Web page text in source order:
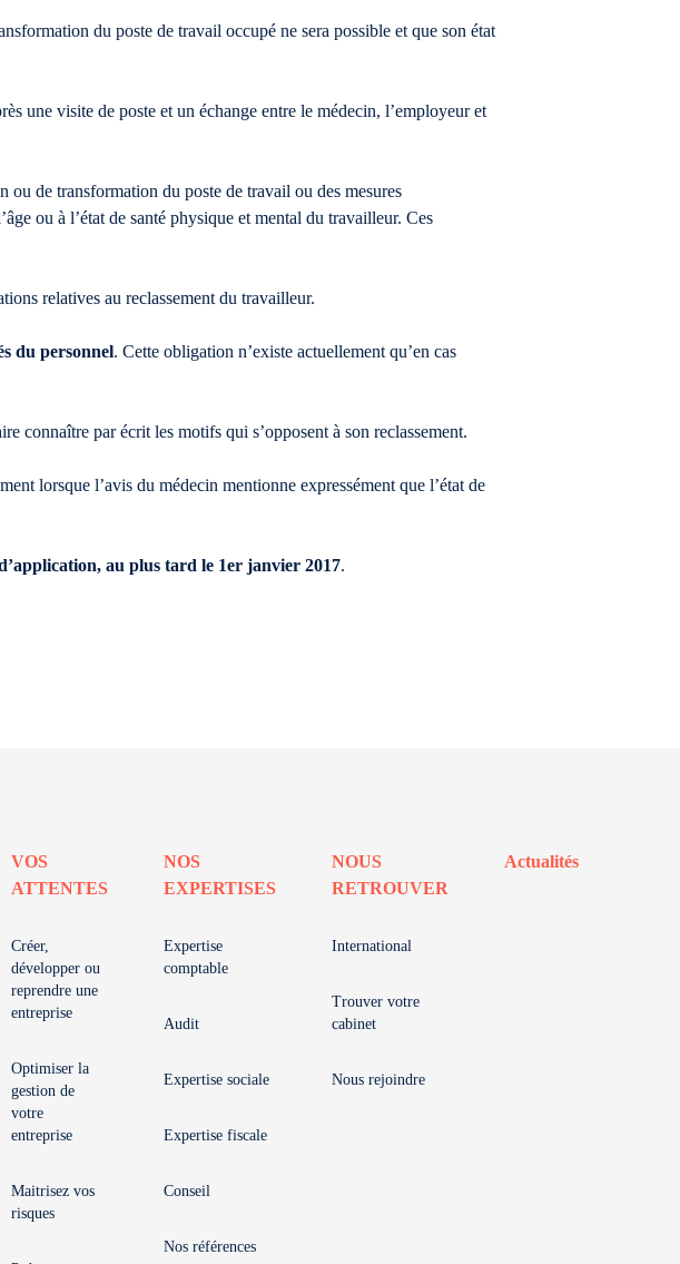
du poste de travail occupé ne sera possible et que son état
une visite de poste et un échange entre le médecin, l’employeur et
ou de transformation du poste de travail ou des mesures
ou à l’état de santé physique et mental du travailleur. Ces
relatives au reclassement du travailleur.
du personnel. Cette obligation n’existe actuellement qu’en cas
connaître par écrit les motifs qui s’opposent à son reclassement.
lorsque l’avis du médecin mentionne expressément que l’état de
au plus tard le 1er janvier 2017.
VOS
ATTENTES
Créer,
développer ou
reprendre une
entreprise
Optimiser la
gestion de
votre
entreprise
Maitrisez vos
risques
NOS
EXPERTISES
Expertise
comptable
Audit
Expertise sociale
Expertise fiscale
Conseil
Nos références
NOUS
RETROUVER
International
Trouver votre
cabinet
Nous rejoindre
Actualités